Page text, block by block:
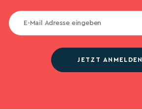
JETZT ANMELDEN